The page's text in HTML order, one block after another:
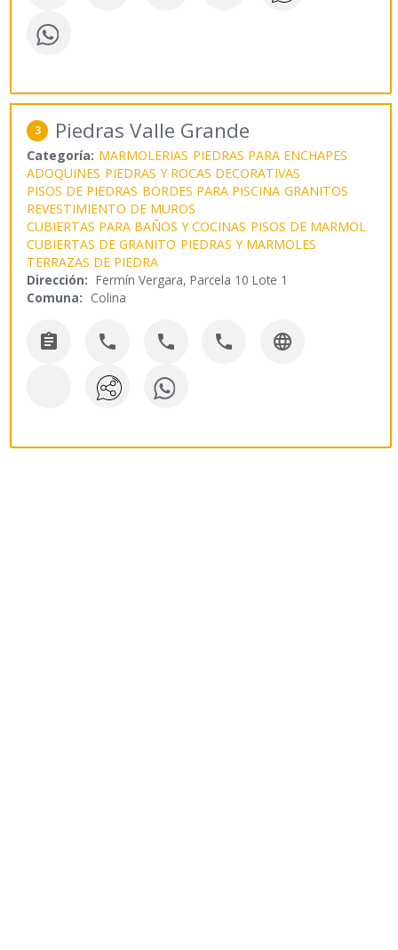
3 Piedras Valle Grande
Categoría: MARMOLERIAS PIEDRAS PARA ENCHAPES
ADOQUINES PIEDRAS Y ROCAS DECORATIVAS
PISOS DE PIEDRAS BORDES PARA PISCINA GRANITOS
REVESTIMIENTO DE MUROS
CUBIERTAS PARA BAÑOS Y COCINAS PISOS DE MARMOL
CUBIERTAS DE GRANITO PIEDRAS Y MARMOLES
TERRAZAS DE PIEDRA
Dirección: Fermín Vergara, Parcela 10 Lote 1
Comuna: Colina
    